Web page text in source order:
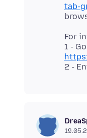
tab-
For
2 -